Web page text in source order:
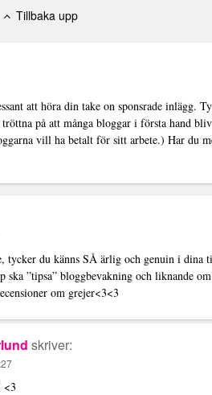
Tillbaka upp
att höra din take on sponsrade inlägg.
tröttna på att många bloggar i första hand
vill ha betalt för sitt arbete.) Har du
tycker du känns SÅ ärlig och genuin i dina
ska ”tipsa” bloggbevakning och liknande
om grejer<3<3
skriver:
<3